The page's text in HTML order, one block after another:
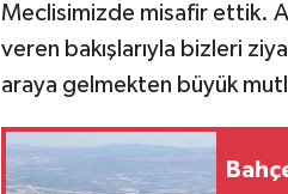
Meclisimizde misafir ettik.
veren bakışlarıyla bizleri
araya gelmekten büyük